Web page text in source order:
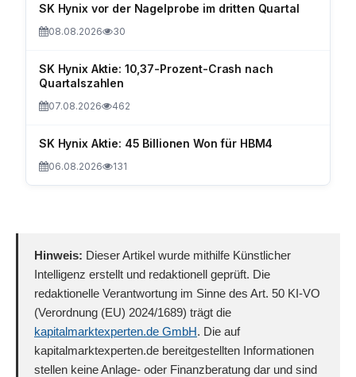
SK Hynix vor der Nagelprobe im dritten Quartal
08.08.2026 30
SK Hynix Aktie: 10,37-Prozent-Crash nach
Quartalszahlen
07.08.2026 462
SK Hynix Aktie: 45 Billionen Won für HBM4
06.08.2026 131
Hinweis: Dieser Artikel wurde mithilfe Künstlicher
Intelligenz erstellt und redaktionell geprüft. Die
redaktionelle Verantwortung im Sinne des Art. 50 KI-VO
(Verordnung (EU) 2024/1689) trägt die
kapitalmarktexperten.de GmbH. Die auf
kapitalmarktexperten.de bereitgestellten Informationen
stellen keine Anlage- oder Finanzberatung dar und sind